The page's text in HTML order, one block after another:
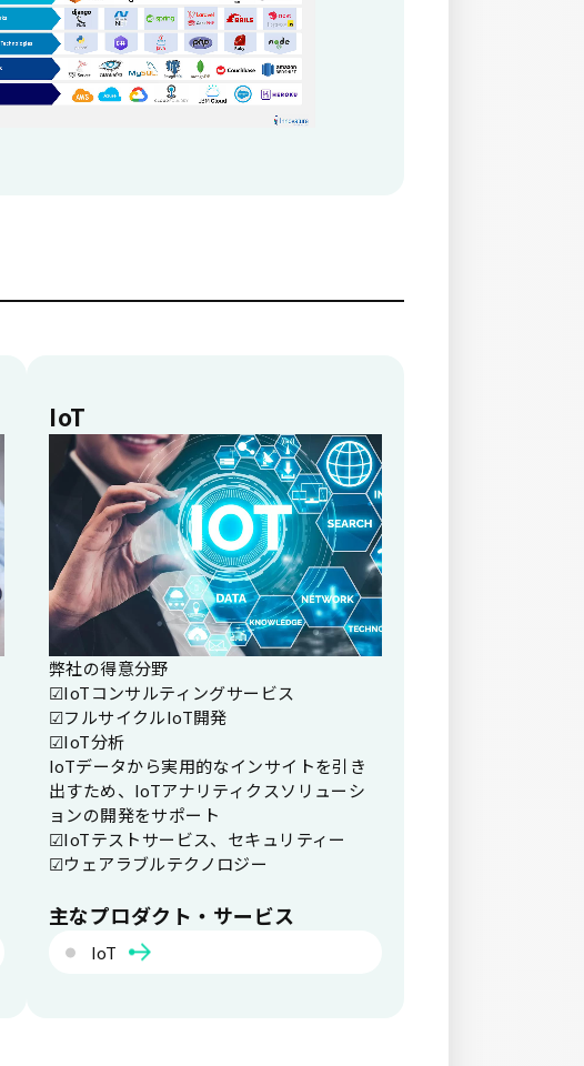
IoT
弊社の得意分野
☑IoTコンサルティングサービス
☑フルサイクルIoT開発
☑IoT分析
IoTデータから実用的なインサイトを引き
出すため、IoTアナリティクスソリューシ
ョンの開発をサポート
☑IoTテストサービス、セキュリティー
☑ウェアラブルテクノロジー
主なプロダクト・サービス
IoT